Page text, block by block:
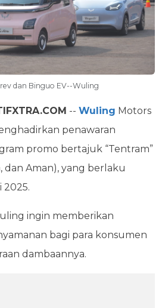
dan Binguo EV--Wuling
-- Wuling Motors
penawaran
promo bertajuk “Tentram”
dan Aman), yang berlaku
2025.
ingin memberikan
bagi para konsumen
dambaannya.